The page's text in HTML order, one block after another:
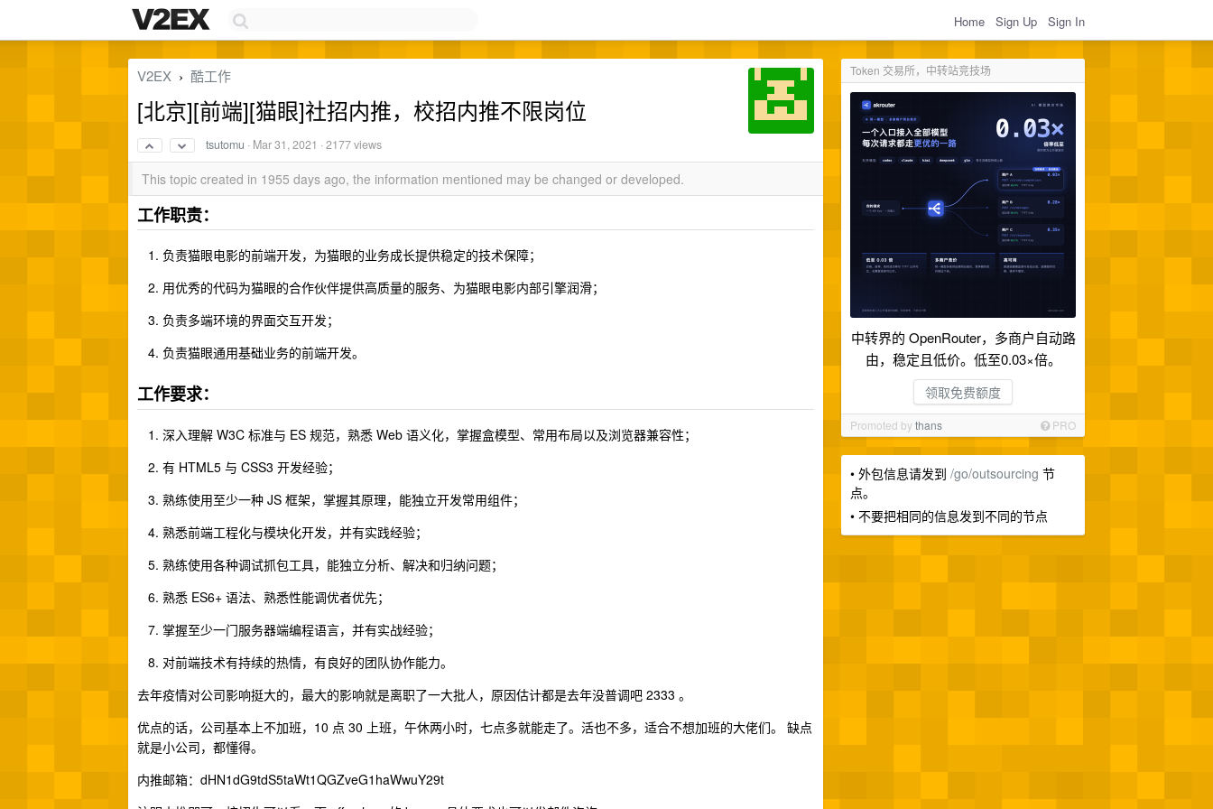
Home Sign Up Sign In
Token 交易所，中转站竞技场
中转界的 OpenRouter，多商户自动路
由，稳定且低价。低至0.03×倍。
领取免费额度
Promoted bythans PRO
• 外包信息请发到 /go/outsourcing 节
点。
• 不要把相同的信息发到不同的节点
V2EX › 酷工作
[北京][前端][猫眼]社招内推，校招内推不限岗位
tsutomu · Mar 31, 2021 · 2177 views
This topic created in 1955 days ago, the information mentioned may be changed or developed.
工作职责：
负责猫眼电影的前端开发，为猫眼的业务成长提供稳定的技术保障；
用优秀的代码为猫眼的合作伙伴提供高质量的服务、为猫眼电影内部引擎润滑；
负责多端环境的界面交互开发；
负责猫眼通用基础业务的前端开发。
工作要求：
深入理解 W3C 标准与 ES 规范，熟悉 Web 语义化，掌握盒模型、常用布局以及浏览器兼容性；
有 HTML5 与 CSS3 开发经验；
熟练使用至少一种 JS 框架，掌握其原理，能独立开发常用组件；
熟悉前端工程化与模块化开发，并有实践经验；
熟练使用各种调试抓包工具，能独立分析、解决和归纳问题；
熟悉 ES6+ 语法、熟悉性能调优者优先；
掌握至少一门服务器端编程语言，并有实战经验；
对前端技术有持续的热情，有良好的团队协作能力。
去年疫情对公司影响挺大的，最大的影响就是离职了一大批人，原因估计都是去年没普调吧 2333 。
优点的话，公司基本上不加班，10 点 30 上班，午休两小时，七点多就能走了。活也不多，适合不想加班的大佬们。 缺点
就是小公司，都懂得。
内推邮箱：dHN1dG9tdS5taWt1QGZveG1haWwuY29t